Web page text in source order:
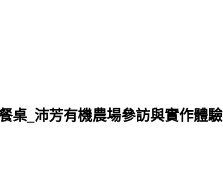
桌_沛芳有機農場參訪與實作體驗